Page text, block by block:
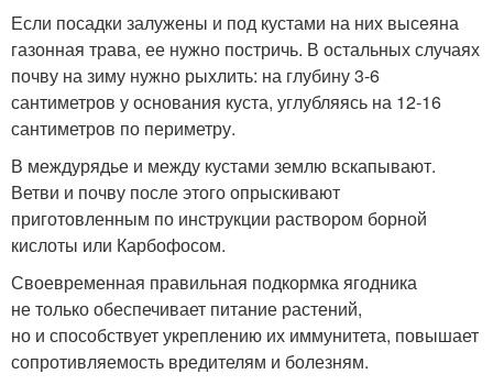
Если посадки залужены и под кустами на них высеяна
газонная трава, ее нужно постричь. В остальных случаях
почву на зиму нужно рыхлить: на глубину 3-6
сантиметров у основания куста, углубляясь на 12-16
сантиметров по периметру.
В междурядье и между кустами землю вскапывают.
Ветви и почву после этого опрыскивают
приготовленным по инструкции раствором борной
кислоты или Карбофосом.
Своевременная правильная подкормка ягодника
не только обеспечивает питание растений,
но и способствует укреплению их иммунитета, повышает
сопротивляемость вредителям и болезням.